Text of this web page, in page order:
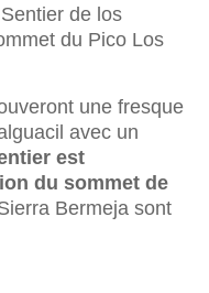
de los
du Pico Los
une fresque
avec un
est
du sommet de
Bermeja sont